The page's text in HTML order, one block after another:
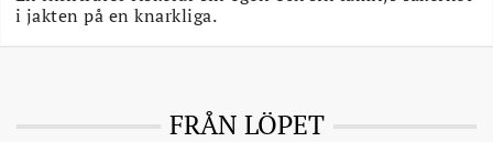
i jakten på en knarkliga.
FRÅN LÖPET